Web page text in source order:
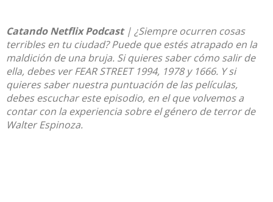
Catando Netflix Podcast | ¿Siempre ocurren cosas
terribles en tu ciudad? Puede que estés atrapado en la
maldición de una bruja. Si quieres saber cómo salir de
ella, debes ver FEAR STREET 1994, 1978 y 1666. Y si
quieres saber nuestra puntuación de las películas,
debes escuchar este episodio, en el que volvemos a
contar con la experiencia sobre el género de terror de
Walter Espinoza.